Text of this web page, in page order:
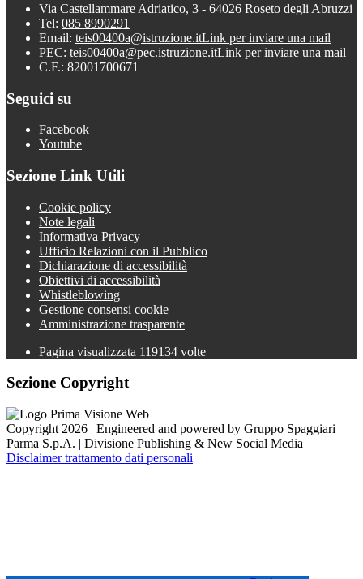
Via Castellammare Adriatico, 3 - 64026 Roseto degli Abruzzi
Tel: 085 8990291
Email: teis00400a@istruzione.itLink per inviare una mail
PEC: teis00400a@pec.istruzione.itLink per inviare una mail
C.F.: 82001700671
Seguici su
Facebook
Youtube
Sezione Link Utili
Cookie policy
Note legali
Informativa Privacy
Ufficio Relazioni con il Pubblico
Dichiarazione di accessibilità
Obiettivi di accessibilità
Whistleblowing
Gestione consensi cookie
Amministrazione trasparente
Pagina visualizzata 119134 volte
Sezione Copyright
Copyright 2026 | Engineered and powered by Gruppo Spaggiari
Parma S.p.A. | Divisione Publishing & New Social Media
Disclaimer trattamento dati personali